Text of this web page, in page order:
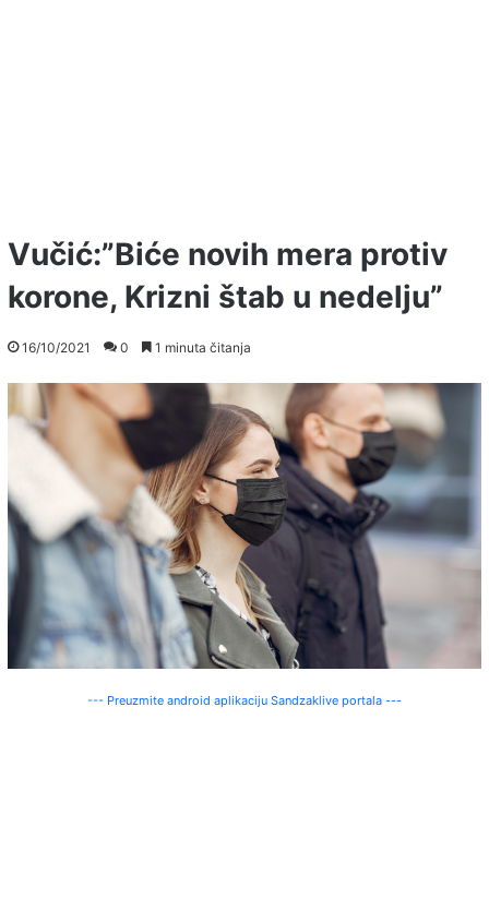
Vučić:”Biće novih mera protiv
korone, Krizni štab u nedelju”
16/10/2021 0 1 minuta čitanja
--- Preuzmite android aplikaciju Sandzaklive portala ---